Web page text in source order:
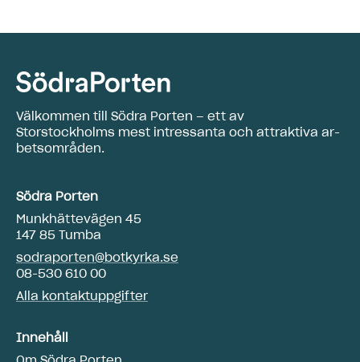
Välkommen till Södra Porten – ett av
Storstockholms mest intressanta och attraktiva ar­
betsområden.
Södra Porten
Munkhättevägen 45
147 85 Tumba
sodraporten@botkyrka.se
08-530 610 00
Alla kontaktuppgifter
Innehåll